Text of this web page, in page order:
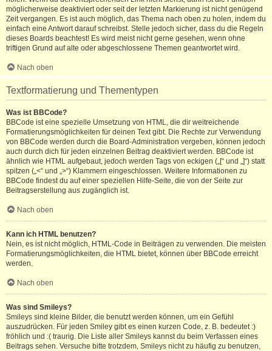
möglicherweise deaktiviert oder seit der letzten Markierung ist nicht genügend
Zeit vergangen. Es ist auch möglich, das Thema nach oben zu holen, indem du
einfach eine Antwort darauf schreibst. Stelle jedoch sicher, dass du die Regeln
dieses Boards beachtest! Es wird meist nicht gerne gesehen, wenn ohne
triftigen Grund auf alte oder abgeschlossene Themen geantwortet wird.
Nach oben
Textformatierung und Thementypen
Was ist BBCode?
BBCode ist eine spezielle Umsetzung von HTML, die dir weitreichende
Formatierungsmöglichkeiten für deinen Text gibt. Die Rechte zur Verwendung
von BBCode werden durch die Board-Administration vergeben, können jedoch
auch durch dich für jeden einzelnen Beitrag deaktiviert werden. BBCode ist
ähnlich wie HTML aufgebaut, jedoch werden Tags von eckigen („[“ und „]“) statt
spitzen („<“ und „>“) Klammern eingeschlossen. Weitere Informationen zu
BBCode findest du auf einer speziellen Hilfe-Seite, die von der Seite zur
Beitragserstellung aus zugänglich ist.
Nach oben
Kann ich HTML benutzen?
Nein, es ist nicht möglich, HTML-Code in Beiträgen zu verwenden. Die meisten
Formatierungsmöglichkeiten, die HTML bietet, können über BBCode erreicht
werden.
Nach oben
Was sind Smileys?
Smileys sind kleine Bilder, die benutzt werden können, um ein Gefühl
auszudrücken. Für jeden Smiley gibt es einen kurzen Code, z. B. bedeutet :)
fröhlich und :( traurig. Die Liste aller Smileys kannst du beim Verfassen eines
Beitrags sehen. Versuche bitte trotzdem, Smileys nicht zu häufig zu benutzen,